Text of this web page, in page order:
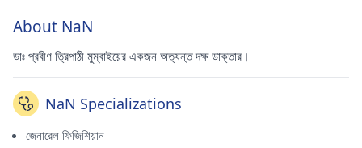
About NaN
ডাঃ প্রবীণ ত্রিপাঠী মুম্বাইয়ের একজন অত্যন্ত দক্ষ ডাক্তার।
NaN Specializations
জেনারেল ফিজিশিয়ান